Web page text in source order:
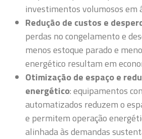
investimentos volumosos em
Redução de custos e
perdas no congelamento e
menos estoque parado e
energético resultam em
Otimização de espaço e
energético: equipamentos
automatizados reduzem o
e permitem operação
alinhada às demandas